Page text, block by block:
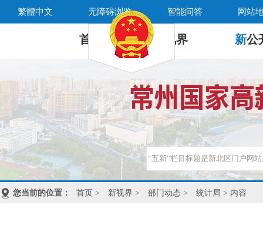
繁體中文 无障碍浏览 智能问答 网站
首 页 新 视界 新公
您当前的位置： 首页 > 新视界 > 部门动态 > 统计局 > 内容